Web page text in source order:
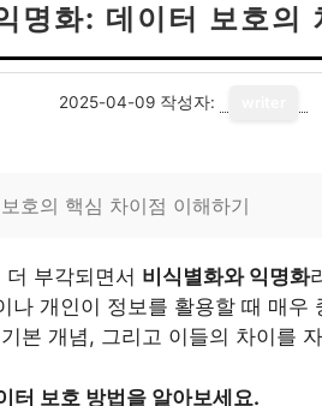
명화: 데이터 보호의
2025-04-09 작성자:
호의 핵심 차이점 이해하기
부각되면서 비식별화와 익명화
나 개인이 정보를 활용할 때 매우
본 개념, 그리고 이들의 차이를
터 보호 방법을 알아보세요.